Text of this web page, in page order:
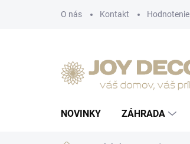
O nás Kontakt
NOVINKY ZÁHRADA